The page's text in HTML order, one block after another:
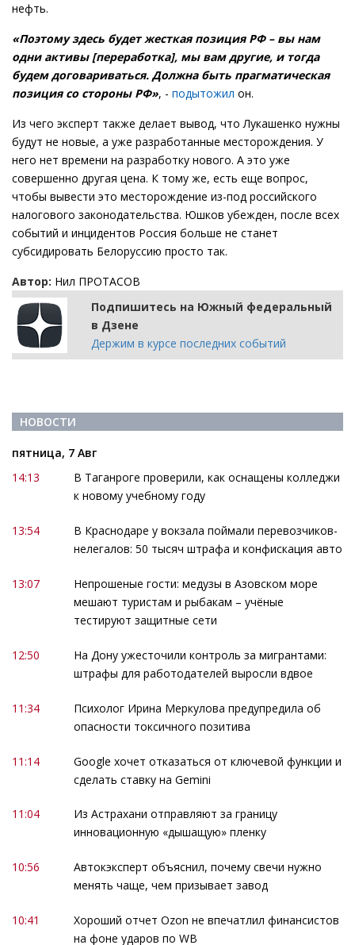
нефть.
«Поэтому здесь будет жесткая позиция РФ – вы нам
одни активы [переработка], мы вам другие, и тогда
будем договариваться. Должна быть прагматическая
позиция со стороны РФ», - подытожил он.
Из чего эксперт также делает вывод, что Лукашенко нужны
будут не новые, а уже разработанные месторождения. У
него нет времени на разработку нового. А это уже
совершенно другая цена. К тому же, есть еще вопрос,
чтобы вывести это месторождение из-под российского
налогового законодательства. Юшков убежден, после всех
событий и инцидентов Россия больше не станет
субсидировать Белоруссию просто так.
Автор: Нил ПРОТАСОВ
Подпишитесь на Южный федеральный
в Дзене
Держим в курсе последних событий
НОВОСТИ
пятница, 7 Авг
14:13
В Таганроге проверили, как оснащены колледжи
к новому учебному году
13:54
В Краснодаре у вокзала поймали перевозчиков-
нелегалов: 50 тысяч штрафа и конфискация авто
13:07
Непрошеные гости: медузы в Азовском море
мешают туристам и рыбакам – учёные
тестируют защитные сети
12:50
На Дону ужесточили контроль за мигрантами:
штрафы для работодателей выросли вдвое
11:34
Психолог Ирина Меркулова предупредила об
опасности токсичного позитива
11:14
Google хочет отказаться от ключевой функции и
сделать ставку на Gemini
11:04
Из Астрахани отправляют за границу
инновационную «дышащую» пленку
10:56
Автокэксперт объяснил, почему свечи нужно
менять чаще, чем призывает завод
10:41
Хороший отчет Ozon не впечатлил финансистов
на фоне ударов по WB